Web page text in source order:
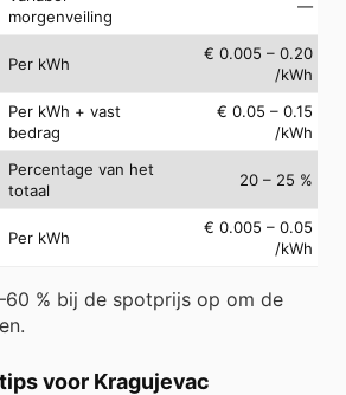
morgenveiling
—
Per kWh
€ 0.005 – 0.20
/kWh
Per kWh + vast
bedrag
€ 0.05 – 0.15
/kWh
Percentage van het
totaal
20 – 25 %
Per kWh
€ 0.005 – 0.05
/kWh
% bij de spotprijs op om de
voor Kragujevac